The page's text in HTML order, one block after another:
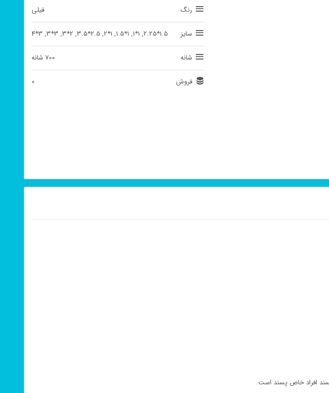
رنگ فیلی
سایز 1.5*2.25, 1*1, 1*1.5, 1*2, 2.5*3.5, 2*3, 3*3, 3*4
شانه 700 شانه
فروش 0